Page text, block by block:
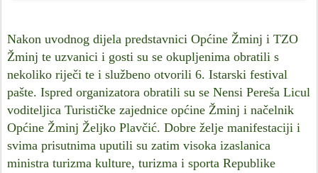
Nakon uvodnog dijela predstavnici Općine Žminj i TZO
Žminj te uzvanici i gosti su se okupljenima obratili s
nekoliko riječi te i službeno otvorili 6. Istarski festival
pašte. Ispred organizatora obratili su se Nensi Pereša Licul
voditeljica Turističke zajednice općine Žminj i načelnik
Općine Žminj Željko Plavčić. Dobre želje manifestaciji i
svima prisutnima uputili su zatim visoka izaslanica
ministra turizma kulture, turizma i sporta Republike